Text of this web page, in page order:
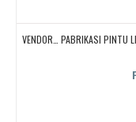
VENDOR… PABRIKASI PINTU